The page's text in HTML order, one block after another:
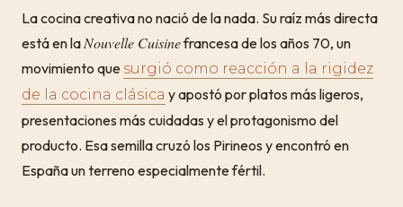
La cocina creativa no nació de la nada. Su raíz más directa
está en la Nouvelle Cuisinefrancesa de los años 70, un
movimiento que surgió como reacción a la rigidez
de la cocina clásica y apostó por platos más ligeros,
presentaciones más cuidadas y el protagonismo del
producto. Esa semilla cruzó los Pirineos y encontró en
España un terreno especialmente fértil.